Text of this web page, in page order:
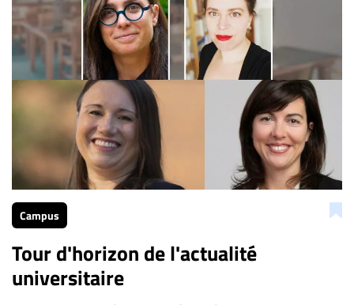
Campus
Tour d'horizon de l'actualité
universitaire